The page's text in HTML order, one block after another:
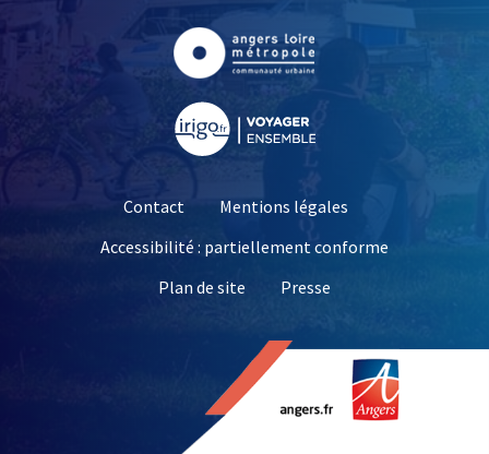
, Ouvre une nouvelle
Contact
Mentions légales
Accessibilité : partiellement conforme
Plan de site
Presse